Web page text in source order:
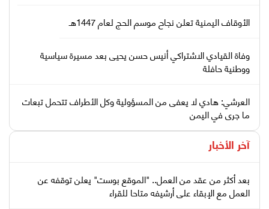
الأوقاف اليمنية تعلن نجاح موسم الحج لعام 1447هـ
وفاة القيادي الاشتراكي أنيس حسن يحيى بعد مسيرة سياسية
ووطنية حافلة
العرشي: هادي لا يعفى من المسؤولية وكل الأطراف تتحمل تبعات
ما جرى في اليمن
آخر الأخبار
بعد أكثر من عقد من العمل.. "الموقع بوست" يعلن توقفه عن
العمل مع الإبقاء على أرشيفه متاحا للقراء